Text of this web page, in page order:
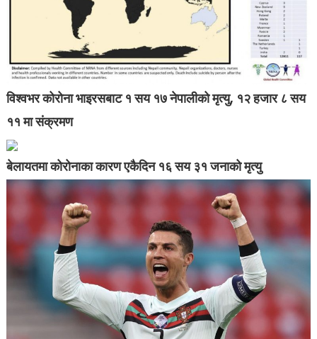
विश्वभर कोरोना भाइरसबाट १ सय १७ नेपालीको मृत्यु, १२ हजार ८ सय
११ मा संक्रमण
बेलायतमा कोरोनाका कारण एकैदिन १६ सय ३१ जनाको मृत्यु